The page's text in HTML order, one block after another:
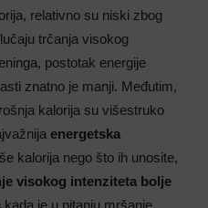
relativno su niski zbog
trčanja visokog
postotak energije
znatno je manji. Međutim,
kalorija su višestruko
energetska
kalorija nego što ih unosite,
visokog intenziteta bolje
kada je u pitanju mršanje.